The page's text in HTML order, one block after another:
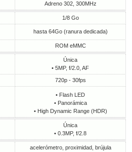
Adreno 302, 300MHz
1/8 Go
hasta 64Go (ranura dedicada)
ROM eMMC
Única
• 5MP, f/2.0, AF
720p - 30fps
• Flash LED
• Panorámica
• High Dynamic Range (HDR)
Única
• 0.3MP, f/2.8
acelerómetro, proximidad, brújula